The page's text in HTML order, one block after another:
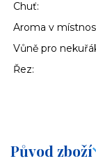
Chuť:
Aroma v
Vůně pro
Řez:
Původ zboží